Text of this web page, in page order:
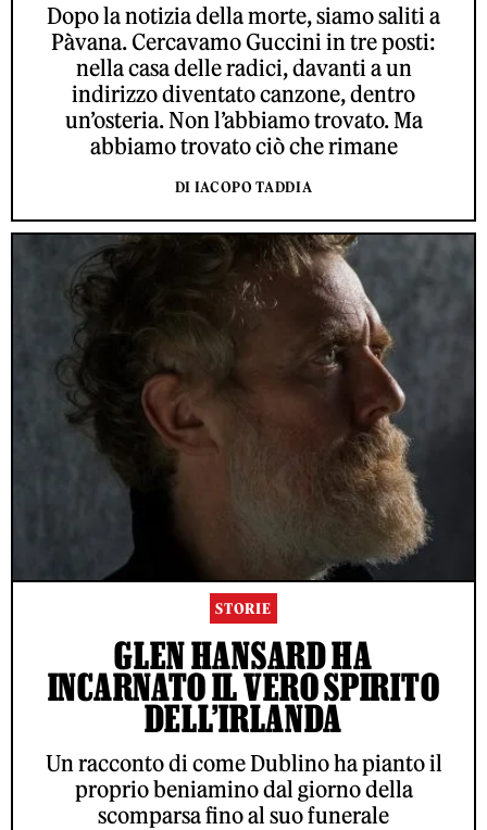
Dopo la notizia della morte, siamo saliti a
Pàvana. Cercavamo Guccini in tre posti:
nella casa delle radici, davanti a un
indirizzo diventato canzone, dentro
un’osteria. Non l’abbiamo trovato. Ma
abbiamo trovato ciò che rimane
DI IACOPO TADDIA
STORIE
GLEN HANSARD HA
INCARNATO IL VERO SPIRITO
DELL’IRLANDA
Un racconto di come Dublino ha pianto il
proprio beniamino dal giorno della
scomparsa fino al suo funerale